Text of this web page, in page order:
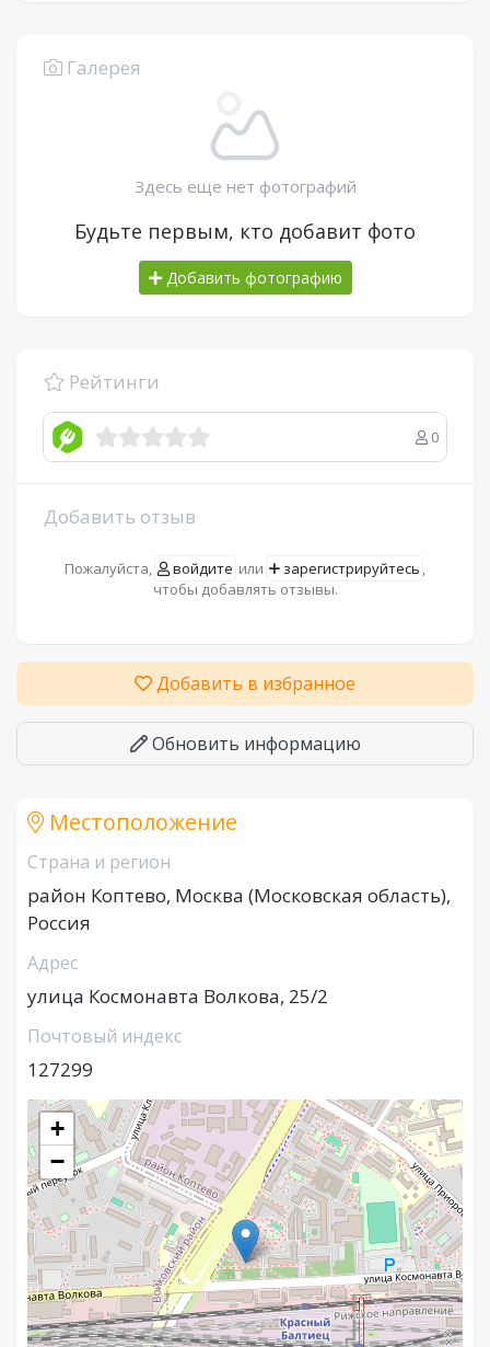
Галерея
Здесь еще нет фотографий
Будьте первым, кто добавит фото
Добавить фотографию
Рейтинги
0
Добавить отзыв
Пожалуйста, войдите или зарегистрируйтесь ,
чтобы добавлять отзывы.
Добавить в избранное
Обновить информацию
Местоположение
Страна и регион
район Коптево, Москва (Московская область),
Россия
Адрес
улица Космонавта Волкова, 25/2
Почтовый индекс
127299
+
−